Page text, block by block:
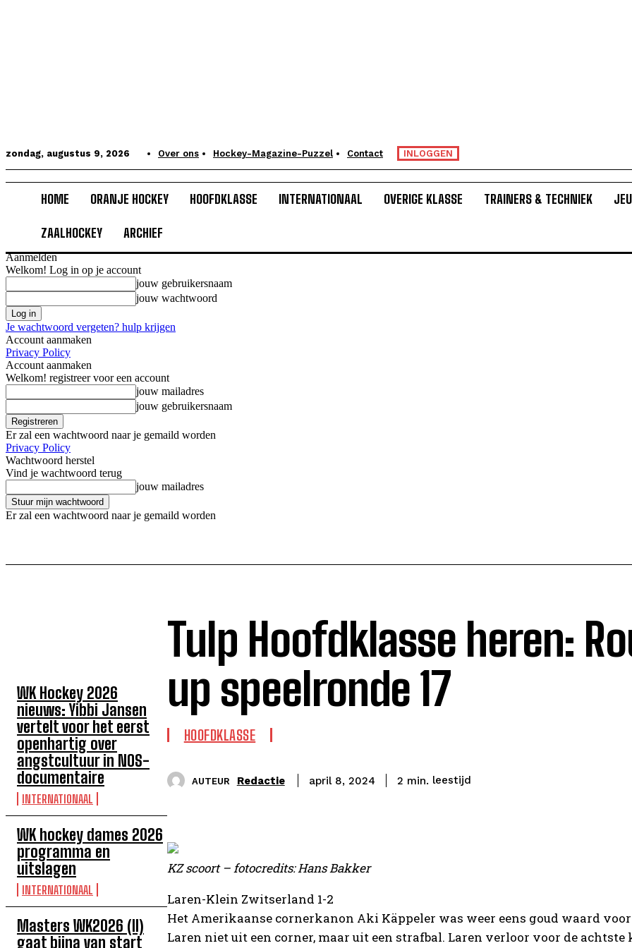
zondag, augustus 9, 2026 Over ons Hockey-Magazine-Puzzel Contact INLOGGEN
HOME ORANJE HOCKEY HOOFDKLASSE INTERNATIONAAL OVERIGE KLASSE TRAINERS & TECHNIEK
ZAALHOCKEY ARCHIEF
Aanmelden
Welkom! Log in op je account
jouw gebruikersnaam
jouw wachtwoord
Je wachtwoord vergeten? hulp krijgen
Account aanmaken
Privacy Policy
Account aanmaken
Welkom! registreer voor een account
jouw mailadres
jouw gebruikersnaam
Er zal een wachtwoord naar je gemaild worden
Privacy Policy
Wachtwoord herstel
Vind je wachtwoord terug
jouw mailadres
Er zal een wachtwoord naar je gemaild worden
WK Hockey 2026
nieuws: Yibbi Jansen
vertelt voor het eerst
openhartig over
angstcultuur in NOS-
documentaire
INTERNATIONAAL
WK hockey dames 2026
programma en
uitslagen
INTERNATIONAAL
Masters WK2026 (II)
gaat bijna van start
Tulp Hoofdklasse heren:
up speelronde 17
HOOFDKLASSE
AUTEUR Redactie april 8, 2024 2 min. leestijd
KZ scoort – fotocredits: Hans Bakker
Laren-Klein Zwitserland 1-2
Het Amerikaanse cornerkanon Aki Käppeler was weer eens goud waard
Laren niet uit een corner, maar uit een strafbal. Laren verloor voor de